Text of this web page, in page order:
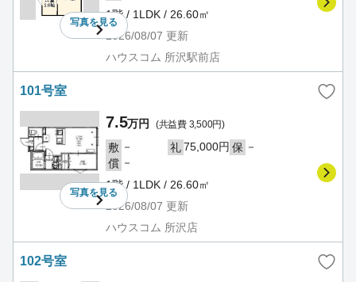
写真を見る
1階 / 1LDK / 26.60㎡
2026/08/07 更新
ハウスコム 所沢駅前店
101号室
写真を見る
7.5万円 (共益費 3,500円)
敷 － 礼75,000円 保 －
償 －
1階 / 1LDK / 26.60㎡
2026/08/07 更新
ハウスコム 所沢店
102号室